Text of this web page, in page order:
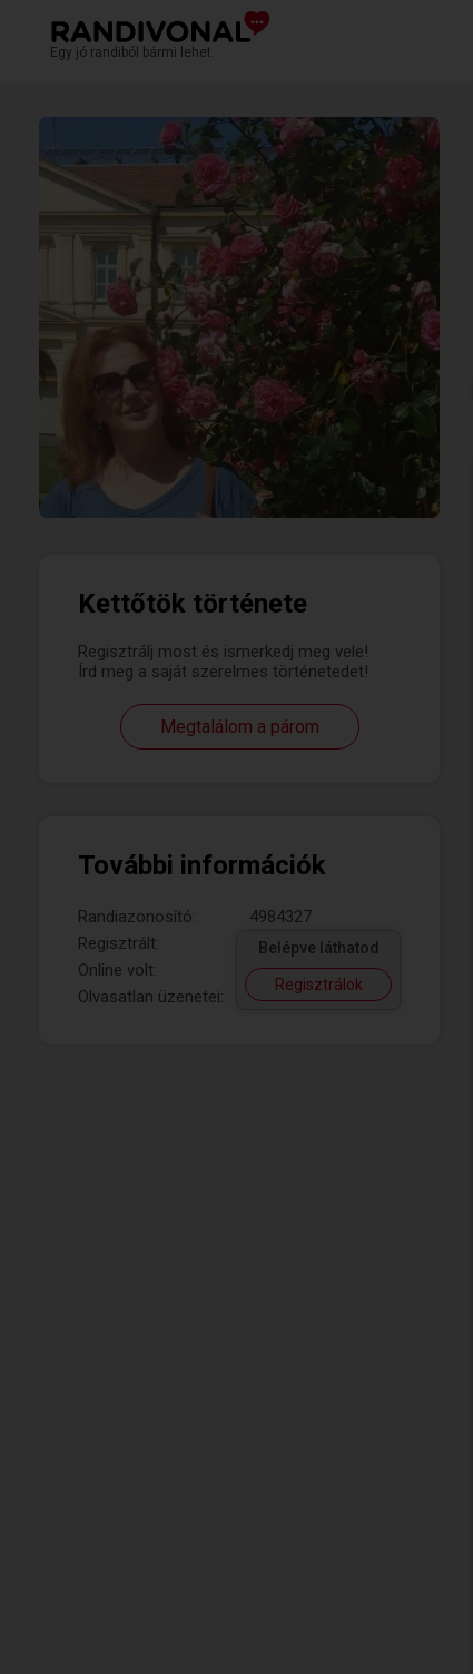
Egy jó randiból bármi lehet.
Kettőtök története
Regisztrálj most és ismerkedj meg vele!
Írd meg a saját szerelmes történetedet!
Megtalálom a párom
További információk
Randiazonosító:
4984327
Regisztrált:
Online volt:
Olvasatlan üzenetei:
Belépve láthatod
Regisztrálok